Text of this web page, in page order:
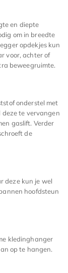
en diepte
om in breedte
opdekjes kun
voor, achter of
beweegruimte.
onderstel met
deze te vervangen
gaslift. Verder
de
deze kun je wel
hoofdsteun
kledinghanger
op te hangen.